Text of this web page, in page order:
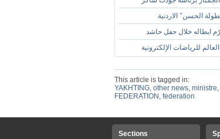
الحسن" الاردنية
كرّم ابطاله خلال حفل حاشد
للرياضات الإلكترونية
This article is tagged in:
YAKHTING, other news, ministre,
FEDERATION , federation
Sections